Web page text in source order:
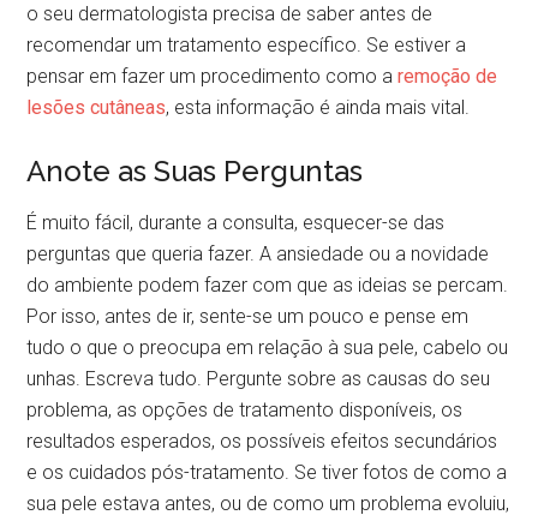
o seu dermatologista precisa de saber antes de
recomendar um tratamento específico. Se estiver a
pensar em fazer um procedimento como aremoção de
lesões cutâneas, esta informação é ainda mais vital.
Anote as Suas Perguntas
É muito fácil, durante a consulta, esquecer-se das
perguntas que queria fazer. A ansiedade ou a novidade
do ambiente podem fazer com que as ideias se percam.
Por isso, antes de ir, sente-se um pouco e pense em
tudo o que o preocupa em relação à sua pele, cabelo ou
unhas. Escreva tudo. Pergunte sobre as causas do seu
problema, as opções de tratamento disponíveis, os
resultados esperados, os possíveis efeitos secundários
e os cuidados pós-tratamento. Se tiver fotos de como a
sua pele estava antes, ou de como um problema evoluiu,